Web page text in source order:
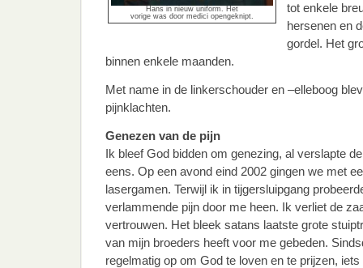
Hans in nieuw uniform. Het
vorige was door medici opengeknipt.
tot enkele
hersenen en
gordel. Het
binnen enkele maanden.
Met name in de linkerschouder en –elleboog
pijnklachten.
Genezen van de pijn
Ik bleef God bidden om genezing, al verslapte
eens. Op een avond eind 2002 gingen we met
lasergamen. Terwijl ik in tijgersluipgang
verlammende pijn door me heen. Ik verliet de
vertrouwen. Het bleek satans laatste grote
van mijn broeders heeft voor me gebeden.
regelmatig op om God te loven en te prijzen,